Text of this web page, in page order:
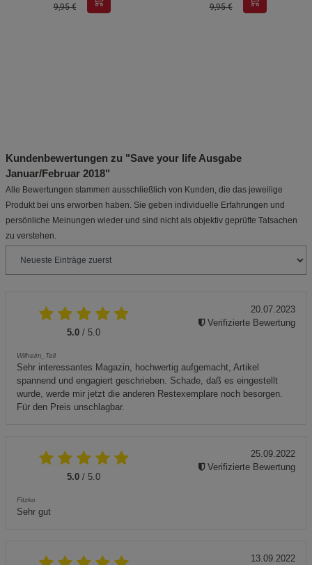
9,95 € 9,95 €
Kundenbewertungen zu "Save your life Ausgabe
Januar/Februar 2018"
Alle Bewertungen stammen ausschließlich von Kunden, die das jeweilige
Produkt bei uns erworben haben. Sie geben individuelle Erfahrungen und
persönliche Meinungen wieder und sind nicht als objektiv geprüfte Tatsachen
zu verstehen.
5.0 / 5.0
Wilhelm_Tell
Sehr interessantes Magazin, hochwertig aufgemacht, Artikel
spannend und engagiert geschrieben. Schade, daß es eingestellt
wurde, werde mir jetzt die anderen Restexemplare noch besorgen.
Für den Preis unschlagbar.
20.07.2023
Verifizierte Bewertung
5.0 / 5.0
Fitzko
Sehr gut
25.09.2022
Verifizierte Bewertung
13.09.2022